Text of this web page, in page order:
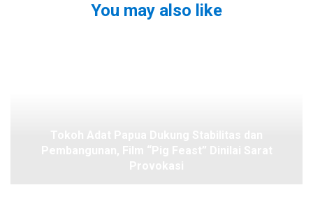
You may also like